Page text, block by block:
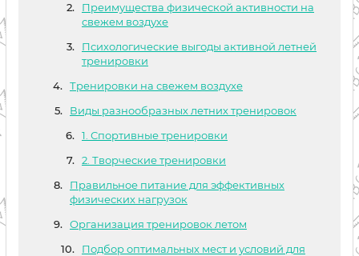
Преимущества физической активности на
свежем воздухе
Психологические выгоды активной летней
тренировки
Тренировки на свежем воздухе
Виды разнообразных летних тренировок
1. Спортивные тренировки
2. Творческие тренировки
Правильное питание для эффективных
физических нагрузок
Организация тренировок летом
Подбор оптимальных мест и условий для